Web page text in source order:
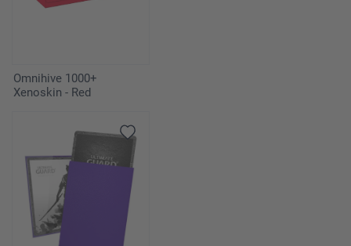
Omnihive 1000+
Xenoskin - Red